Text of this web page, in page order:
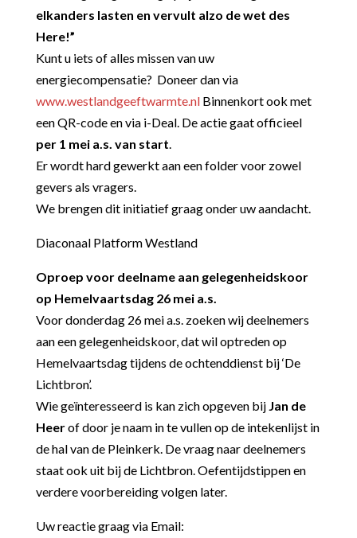
elkanders lasten en vervult alzo de wet des
Here!”
Kunt u iets of alles missen van uw
energiecompensatie? Doneer dan via
www.westlandgeeftwarmte.nlBinnenkort ook met
een QR-code en via i-Deal. De actie gaat officieel
per 1 mei a.s. van start.
Er wordt hard gewerkt aan een folder voor zowel
gevers als vragers.
We brengen dit initiatief graag onder uw aandacht.
Diaconaal Platform Westland
Oproep voor deelname aan gelegenheidskoor
op Hemelvaartsdag 26 mei a.s.
Voor donderdag 26 mei a.s. zoeken wij deelnemers
aan een gelegenheidskoor, dat wil optreden op
Hemelvaartsdag tijdens de ochtenddienst bij ‘De
Lichtbron’.
Wie geïnteresseerd is kan zich opgeven bij Jan de
Heerof door je naam in te vullen op de intekenlijst in
de hal van de Pleinkerk. De vraag naar deelnemers
staat ook uit bij de Lichtbron. Oefentijdstippen en
verdere voorbereiding volgen later.
Uw reactie graag via Email: